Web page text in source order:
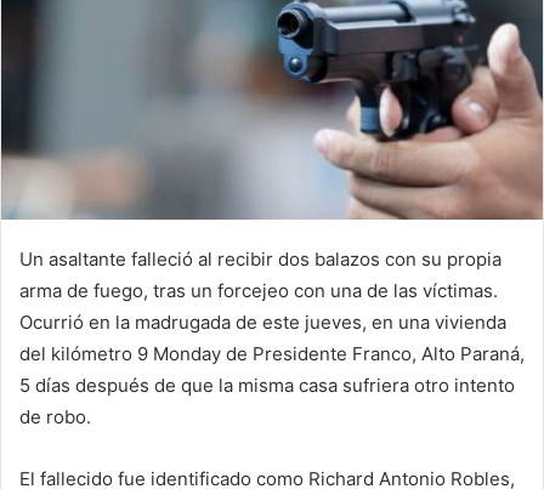
Un asaltante falleció al recibir dos balazos con su propia
arma de fuego, tras un forcejeo con una de las víctimas.
Ocurrió en la madrugada de este jueves, en una vivienda
del kilómetro 9 Monday de Presidente Franco, Alto Paraná,
5 días después de que la misma casa sufriera otro intento
de robo.
El fallecido fue identificado como Richard Antonio Robles,